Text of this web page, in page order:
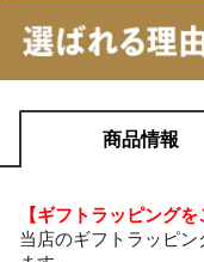
商品情報
【ギフトラッピングを
当店のギフトラッピ